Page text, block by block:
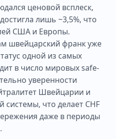
ценовой всплеск,
лишь ~3,5%, что
США и Европы.
швейцарский франк уже
одной из самых
в число мировых safe-
уверенности
Швейцарии и
системы, что делает CHF
даже в периоды